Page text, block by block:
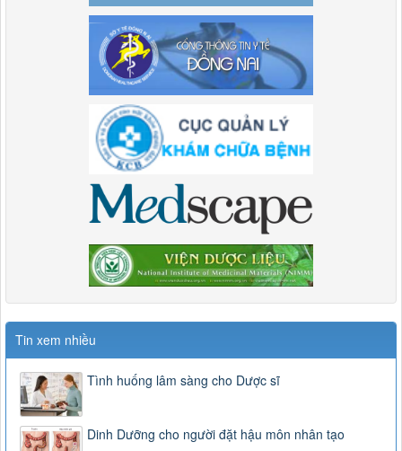
Tin xem nhiều
Tình huống lâm sàng cho Dược sĩ
Dinh Dưỡng cho người đặt hậu môn nhân tạo